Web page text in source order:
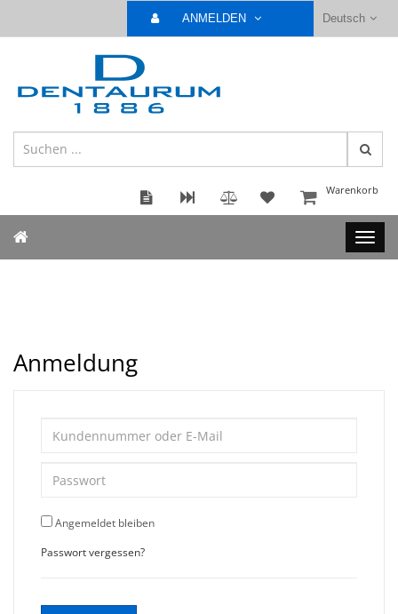
Deutsch
ANMELDEN
Warenkorb
Anmeldung
Angemeldet bleiben
Passwort vergessen?